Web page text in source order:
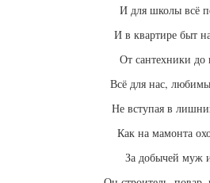
И для школы всё
И в квартире быт
От сантехники до
Всё для нас,
Не вступая в
Как на мамонта
За добычей муж